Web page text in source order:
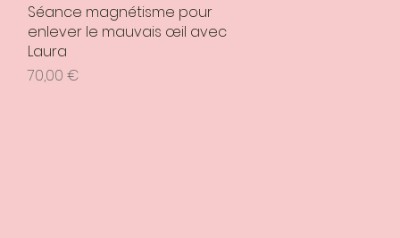
Aperçu rapide
Séance magnétisme pour
enlever le mauvais œil avec
Laura
Prix
70,00 €